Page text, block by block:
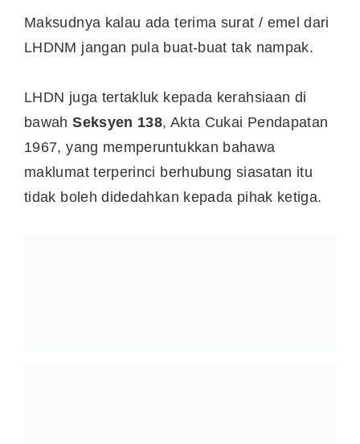
Maksudnya kalau ada terima surat / emel dari
LHDNM jangan pula buat-buat tak nampak.
LHDN juga tertakluk kepada kerahsiaan di
bawahSeksyen 138, Akta Cukai Pendapatan
1967, yang memperuntukkan bahawa
maklumat terperinci berhubung siasatan itu
tidak boleh didedahkan kepada pihak ketiga.